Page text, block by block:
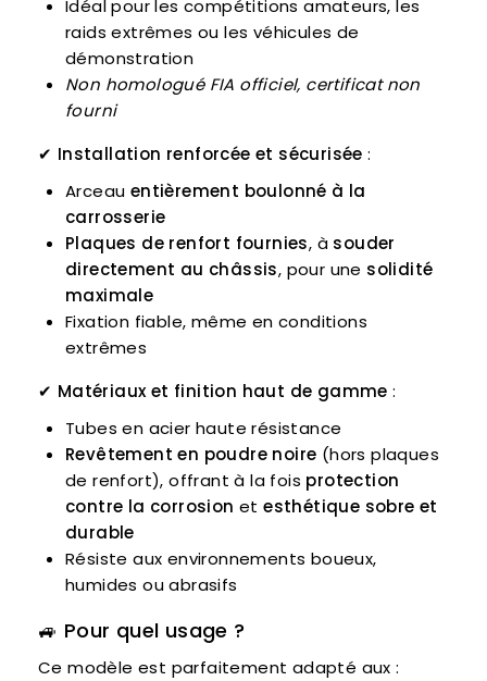
Idéal pour les compétitions amateurs, les
raids extrêmes ou les véhicules de
démonstration
Non homologué FIA officiel, certificat non
fourni
✔ Installation renforcée et sécurisée :
Arceau entièrement boulonné à la
carrosserie
Plaques de renfort fournies, à souder
directement au châssis, pour une solidité
maximale
Fixation fiable, même en conditions
extrêmes
✔ Matériaux et finition haut de gamme :
Tubes en acier haute résistance
Revêtement en poudre noire (hors plaques
de renfort), offrant à la fois protection
contre la corrosion etesthétique sobre et
durable
Résiste aux environnements boueux,
humides ou abrasifs
🚙 Pour quel usage ?
Ce modèle est parfaitement adapté aux :